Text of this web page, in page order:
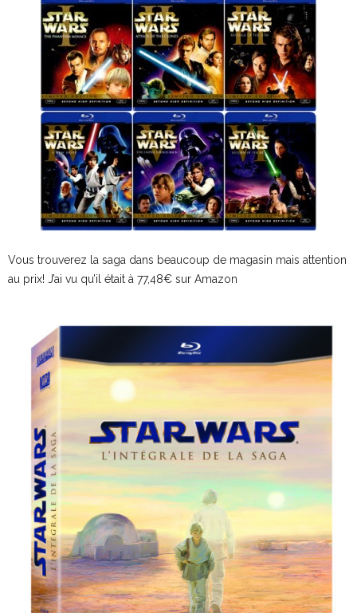
Vous trouverez la saga dans beaucoup de magasin mais attention
au prix! J’ai vu qu’il était à 77,48€ sur Amazon